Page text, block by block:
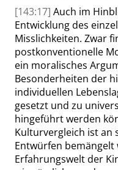
[143:17] Auch im
Entwicklung des
Misslichkeiten. Zwar
postkonventionelle
ein moralisches
Besonderheiten der
individuellen
gesetzt und zu
hingeführt werden
Kulturvergleich ist an
Entwürfen bemängelt
Erfahrungswelt der